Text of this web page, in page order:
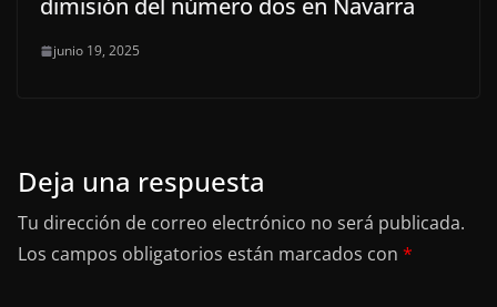
dimisión del número dos en Navarra
junio 19, 2025
Deja una respuesta
Tu dirección de correo electrónico no será publicada.
Los campos obligatorios están marcados con *